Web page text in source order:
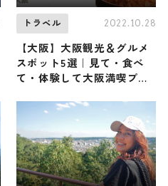
トラベル 2022.10.28
【大阪】大阪観光＆グルメ
スポット5選｜見て・食べ
て・体験して大阪満喫プラ